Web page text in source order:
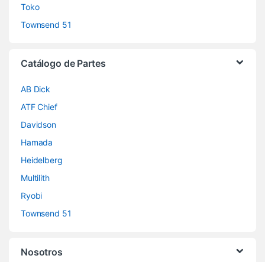
Toko
Townsend 51
Catálogo de Partes
AB Dick
ATF Chief
Davidson
Hamada
Heidelberg
Multilith
Ryobi
Townsend 51
Nosotros